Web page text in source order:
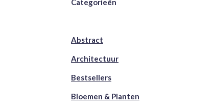
Categorieën
Abstract
Architectuur
Bestsellers
Bloemen & Planten